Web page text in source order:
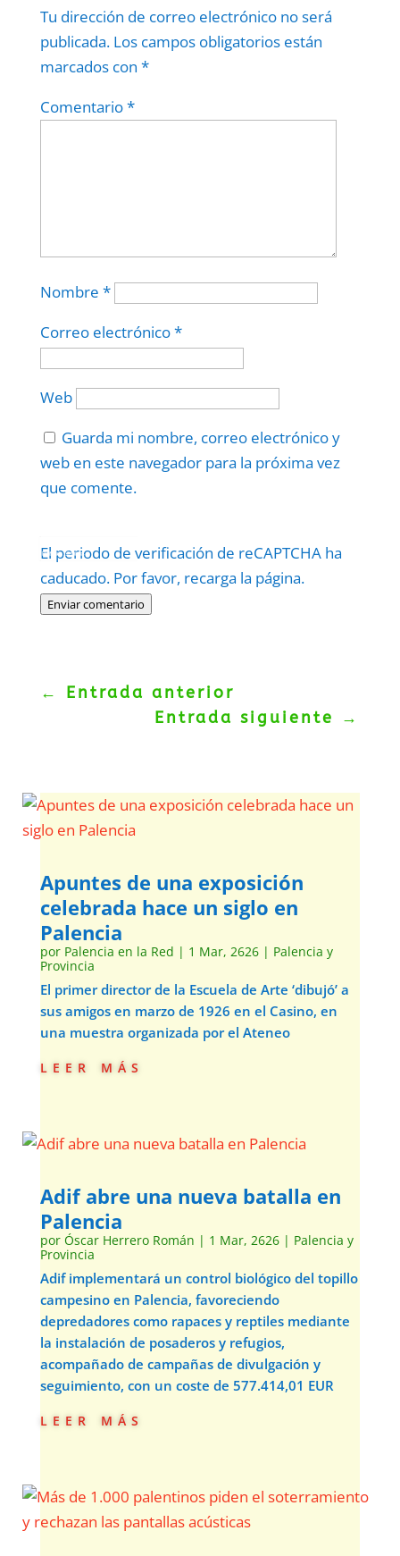
Tu dirección de correo electrónico no será
publicada. Los campos obligatorios están
marcados con *
Comentario*
Nombre *
Correo electrónico*
Web
Guarda mi nombre, correo electrónico y
web en este navegador para la próxima vez
que comente.
El periodo de verificación de reCAPTCHA ha
caducado. Por favor, recarga la página.
Enviar comentario
Politica–Términos.
← Entrada anterior
Entrada siguiente
→
Apuntes de una exposición
celebrada hace un siglo en
Palencia
por Palencia en la Red | 1 Mar, 2626| Palencia y
Provincia
El primer director de la Escuela de Arte ‘dibujó’ a
sus amigos en marzo de 1926 en el Casino, en
una muestra organizada por el Ateneo
leer más
Adif abre una nueva batalla en
Palencia
por Óscar Herrero Román | 1 Mar, 2626| Palencia y
Provincia
Adif implementará un control biológico del topillo
campesino en Palencia, favoreciendo
depredadores como rapaces y reptiles mediante
la instalación de posaderos y refugios,
acompañado de campañas de divulgación y
seguimiento, con un coste de 577.414,01 EUR
leer más